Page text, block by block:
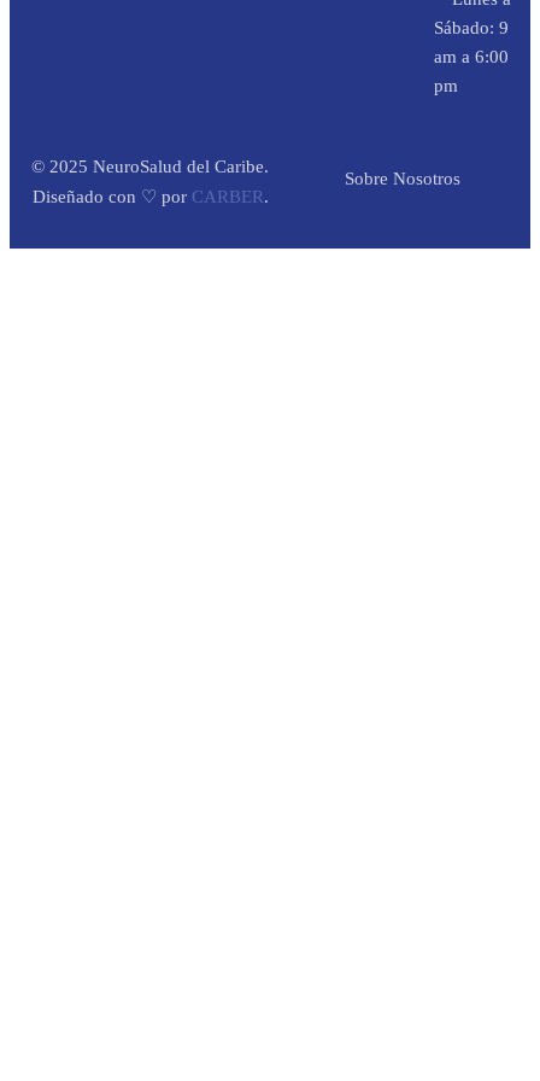
Sábado: 9
am a 6:00
pm
© 2025 NeuroSalud del Caribe.
Diseñado con ♡ por CARBER.
Sobre Nosotros